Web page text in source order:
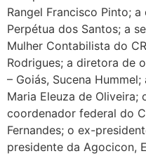
Rangel Francisco Pinto;
Perpétua dos Santos; a
Mulher Contabilista do
Rodrigues; a diretora de
– Goiás, Sucena
Maria Eleuza de Oliveira;
coordenador federal do
Fernandes; o ex-
presidente da Agocicon,